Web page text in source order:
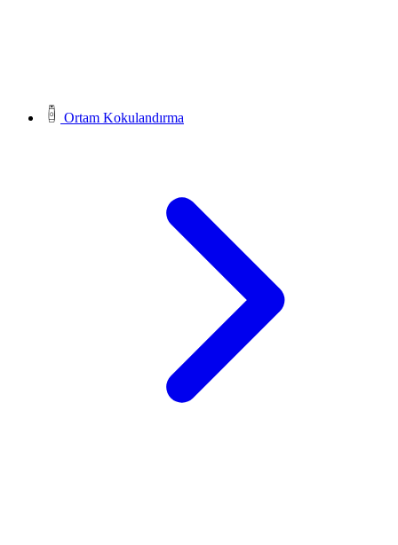
Ortam Kokulandırma